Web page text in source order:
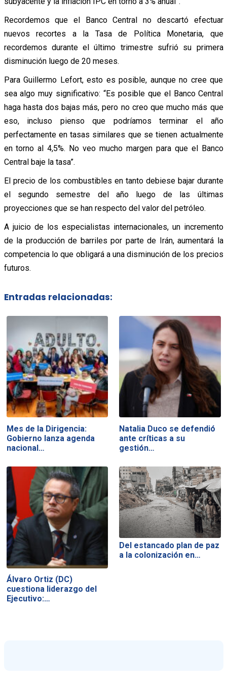
Recordemos que el Banco Central no descartó efectuar
nuevos recortes a la Tasa de Política Monetaria, que
recordemos durante el último trimestre sufrió su primera
disminución luego de 20 meses.
Para Guillermo Lefort, esto es posible, aunque no cree que
sea algo muy significativo: “Es posible que el Banco Central
haga hasta dos bajas más, pero no creo que mucho más que
eso, incluso pienso que podríamos terminar el año
perfectamente en tasas similares que se tienen actualmente
en torno al 4,5%. No veo mucho margen para que el Banco
Central baje la tasa”.
El precio de los combustibles en tanto debiese bajar durante
el segundo semestre del año luego de las últimas
proyecciones que se han respecto del valor del petróleo.
A juicio de los especialistas internacionales, un incremento
de la producción de barriles por parte de Irán, aumentará la
competencia lo que obligará a una disminución de los precios
futuros.
Entradas relacionadas:
Mes de la Dirigencia:
Gobierno lanza agenda
nacional…
Natalia Duco se defendió
ante críticas a su
gestión…
Álvaro Ortiz (DC)
cuestiona liderazgo del
Ejecutivo:…
Del estancado plan de paz
a la colonización en…